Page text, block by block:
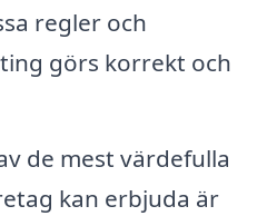
regler och
görs korrekt och
de mest värdefulla
kan erbjuda är